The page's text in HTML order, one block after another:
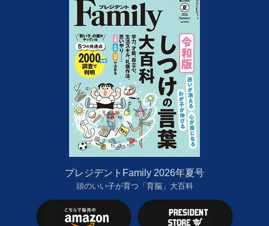
プレジデントFamily 2026年夏号
頭のいい子が育つ「育脳」大百科